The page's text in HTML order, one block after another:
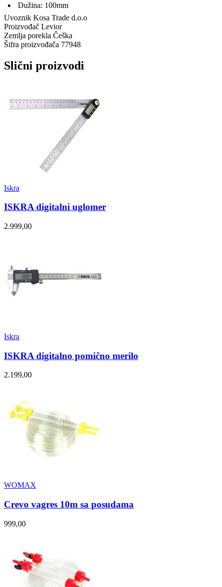
Dužina: 100mm
Uvoznik Kosa Trade d.o.o
Proizvođač Levior
Zemlja porekla Češka
Šifra proizvođača 77948
Slični proizvodi
Iskra
ISKRA digitalni uglomer
2.999,00
Iskra
ISKRA digitalno pomično merilo
2.199,00
WOMAX
Crevo vagres 10m sa posudama
999,00